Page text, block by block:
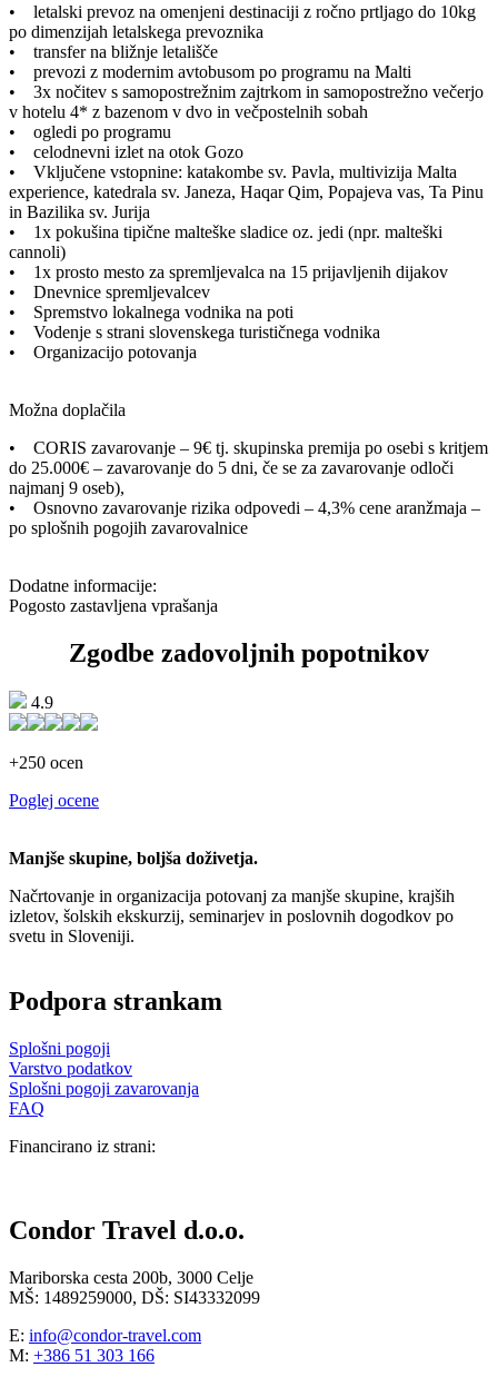
• letalski prevoz na omenjeni destinaciji z ročno prtljago do 10kg
po dimenzijah letalskega prevoznika
• transfer na bližnje letališče
• prevozi z modernim avtobusom po programu na Malti
• 3x nočitev s samopostrežnim zajtrkom in samopostrežno večerjo
v hotelu 4* z bazenom v dvo in večpostelnih sobah
• ogledi po programu
• celodnevni izlet na otok Gozo
• Vključene vstopnine: katakombe sv. Pavla, multivizija Malta
experience, katedrala sv. Janeza, Haqar Qim, Popajeva vas, Ta Pinu
in Bazilika sv. Jurija
• 1x pokušina tipične malteške sladice oz. jedi (npr. malteški
cannoli)
• 1x prosto mesto za spremljevalca na 15 prijavljenih dijakov
• Dnevnice spremljevalcev
• Spremstvo lokalnega vodnika na poti
• Vodenje s strani slovenskega turističnega vodnika
• Organizacijo potovanja
Možna doplačila
• CORIS zavarovanje – 9€ tj. skupinska premija po osebi s kritjem
do 25.000€ – zavarovanje do 5 dni, če se za zavarovanje odloči
najmanj 9 oseb),
• Osnovno zavarovanje rizika odpovedi – 4,3% cene aranžmaja –
po splošnih pogojih zavarovalnice
Dodatne informacije:
Pogosto zastavljena vprašanja
Zgodbe zadovoljnih popotnikov
4.9
+250 ocen
Poglej ocene
Manjše skupine, boljša doživetja.
Načrtovanje in organizacija potovanj za manjše skupine, krajših
izletov, šolskih ekskurzij, seminarjev in poslovnih dogodkov po
svetu in Sloveniji.
Podpora strankam
Splošni pogoji
Varstvo podatkov
Splošni pogoji zavarovanja
FAQ
Financirano iz strani:
Condor Travel d.o.o.
Mariborska cesta 200b, 3000 Celje
MŠ: 1489259000, DŠ: SI43332099
E: info@condor-travel.com
M: +386 51 303 166